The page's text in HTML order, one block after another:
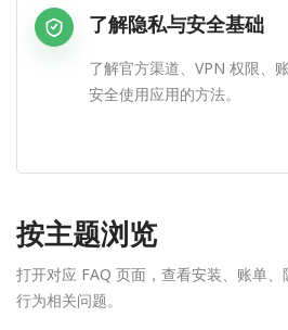
了解隐私与安全基础
了解官方渠道、VPN 权限、
安全使用应用的方法。
按主题浏览
打开对应 FAQ 页面，查看安装、账单
行为相关问题。